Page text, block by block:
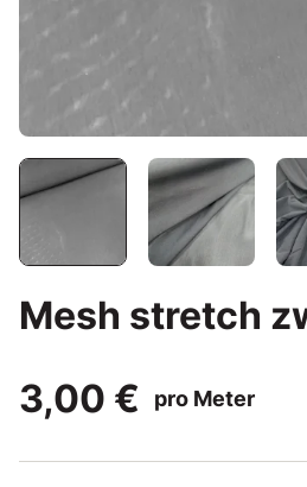
Mesh stretch
3,00 €
pro Meter